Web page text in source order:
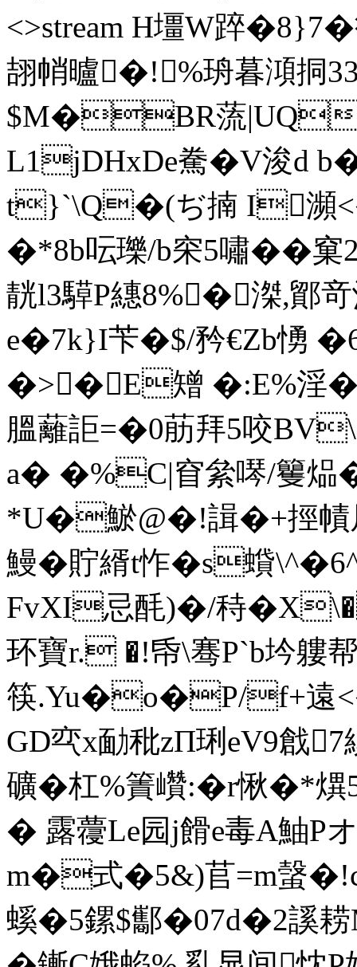
<>stream H壃W踤
翓帩曥�!┗%珘暮澒挏
$M�BR蓅|UQ
L1jDHxDe駦�V浚d
t}`\Q�(ぢ揇 I瀕
�*8b呍瓅/b穼5嘯��
靗l3騲P繐8%�滐,鄮
e�7k}I苄�$/矜€Zb愑
�>�E矰 �:E%淫
膃蘺詎=�0荕拜5咬
a� �%C|窅絫噖/籰煰
*U�鯲@�!諿�+挳
鰻�貯縃t怍� s蟘
FvXI忌酕)�/秲�
环寶r. �!帋\骞P`b坅軁
筷.Yu�o�P/f+遠
GD亪x勔秕zΠ琍eV9戧7
礦� 杠%簀巑:� r愀�*
� 露蘉Le园j餶e毒A鮋P
m�式�5&)苢=m螜
螇�5鏍$酅�07d�2謑耢